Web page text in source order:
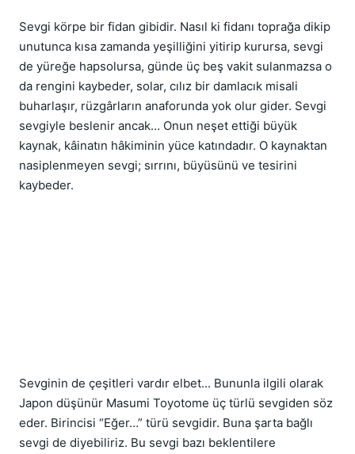
Sevgi körpe bir fidan gibidir. Nasıl ki fidanı toprağa dikip
unutunca kısa zamanda yeşilliğini yitirip kurursa, sevgi
de yüreğe hapsolursa, günde üç beş vakit sulanmazsa o
da rengini kaybeder, solar, cılız bir damlacık misali
buharlaşır, rüzgârların anaforunda yok olur gider. Sevgi
sevgiyle beslenir ancak… Onun neşet ettiği büyük
kaynak, kâinatın hâkiminin yüce katındadır. O kaynaktan
nasiplenmeyen sevgi; sırrını, büyüsünü ve tesirini
kaybeder.
Sevginin de çeşitleri vardır elbet... Bununla ilgili olarak
Japon düşünür Masumi Toyotome üç türlü sevgiden söz
eder. Birincisi “Eğer…” türü sevgidir. Buna şarta bağlı
sevgi de diyebiliriz. Bu sevgi bazı beklentilere